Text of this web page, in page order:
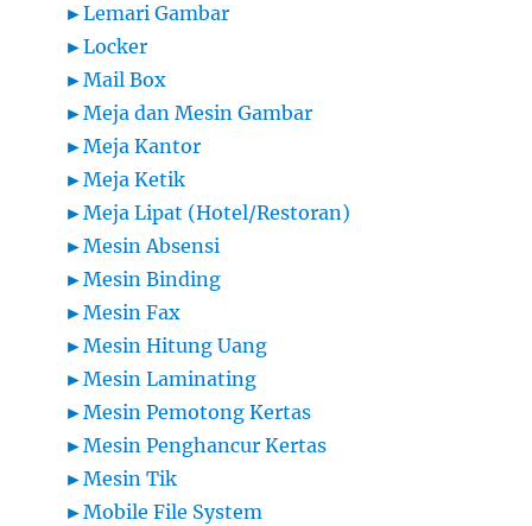
►Lemari Gambar
►Locker
►Mail Box
►Meja dan Mesin Gambar
►Meja Kantor
►Meja Ketik
►Meja Lipat (Hotel/Restoran)
►Mesin Absensi
►Mesin Binding
►Mesin Fax
►Mesin Hitung Uang
►Mesin Laminating
►Mesin Pemotong Kertas
►Mesin Penghancur Kertas
►Mesin Tik
►Mobile File System